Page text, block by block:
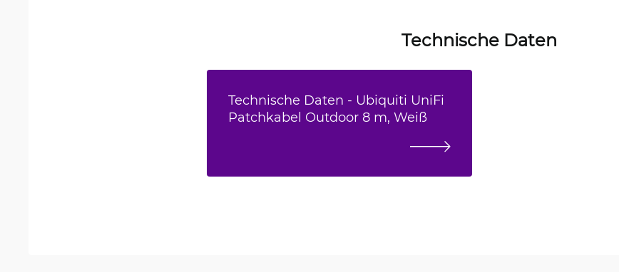
Technische Daten
Technische Daten - Ubiquiti UniFi
Patchkabel Outdoor 8 m, Weiß